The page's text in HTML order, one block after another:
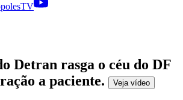
Detran rasga o céu do DF
a paciente. Veja vídeo